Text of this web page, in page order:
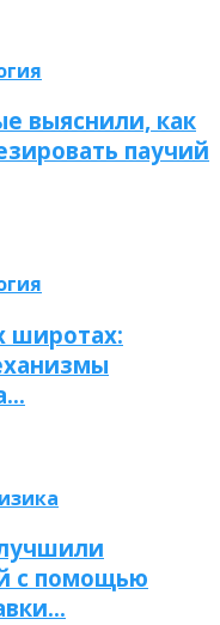
выяснили, как
паучий
широтах:
с помощью